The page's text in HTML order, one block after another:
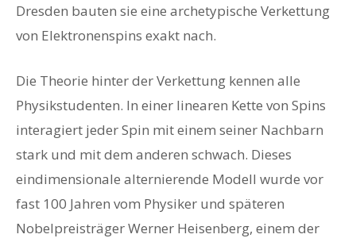
Dresden bauten sie eine archetypische Verkettung
von Elektronenspins exakt nach.
Die Theorie hinter der Verkettung kennen alle
Physikstudenten. In einer linearen Kette von Spins
interagiert jeder Spin mit einem seiner Nachbarn
stark und mit dem anderen schwach. Dieses
eindimensionale alternierende Modell wurde vor
fast 100 Jahren vom Physiker und späteren
Nobelpreisträger Werner Heisenberg, einem der